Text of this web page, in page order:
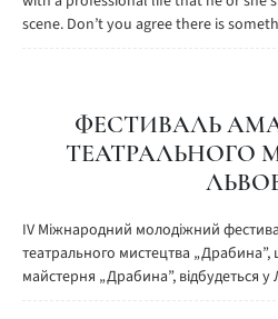
scene. Don’t you agree there is
ФЕСТИВАЛЬ
ТЕАТРАЛЬНОГО
IV Міжнародний молодіжний
театрального мистецтва „Драбина”,
майстерня „Драбина”, відбудеться у